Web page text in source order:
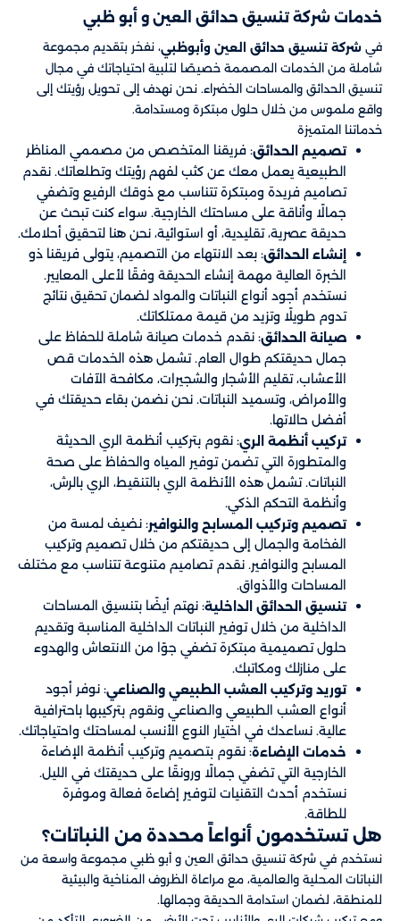
خدمات شركة تنسيق حدائق العين و أبو ظبي​​
في شركة تنسيق حدائق العين وأبوظبي، نفخر بتقديم مجموعة
شاملة من الخدمات المصممة خصيصًا لتلبية احتياجاتك في مجال
تنسيق الحدائق والمساحات الخضراء. نحن نهدف إلى تحويل رؤيتك إلى
واقع ملموس من خلال حلول مبتكرة ومستدامة.
خدماتنا المتميزة
تصميم الحدائق: فريقنا المتخصص من مصممي المناظر
الطبيعية يعمل معك عن كثب لفهم رؤيتك وتطلعاتك. نقدم
تصاميم فريدة ومبتكرة تتناسب مع ذوقك الرفيع وتضفي
جمالًا وأناقة على مساحتك الخارجية. سواء كنت تبحث عن
حديقة عصرية، تقليدية، أو استوائية، نحن هنا لتحقيق أحلامك.
إنشاء الحدائق: بعد الانتهاء من التصميم، يتولى فريقنا ذو
الخبرة العالية مهمة إنشاء الحديقة وفقًا لأعلى المعايير.
نستخدم أجود أنواع النباتات والمواد لضمان تحقيق نتائج
تدوم طويلًا وتزيد من قيمة ممتلكاتك.
صيانة الحدائق: نقدم خدمات صيانة شاملة للحفاظ على
جمال حديقتكم طوال العام. تشمل هذه الخدمات قص
الأعشاب، تقليم الأشجار والشجيرات، مكافحة الآفات
والأمراض، وتسميد النباتات. نحن نضمن بقاء حديقتك في
أفضل حالاتها.
تركيب أنظمة الري: نقوم بتركيب أنظمة الري الحديثة
والمتطورة التي تضمن توفير المياه والحفاظ على صحة
النباتات. تشمل هذه الأنظمة الري بالتنقيط، الري بالرش،
وأنظمة التحكم الذكي.
تصميم وتركيب المسابح والنوافير: نضيف لمسة من
الفخامة والجمال إلى حديقتكم من خلال تصميم وتركيب
المسابح والنوافير. نقدم تصاميم متنوعة تتناسب مع مختلف
المساحات والأذواق.
تنسيق الحدائق الداخلية: نهتم أيضًا بتنسيق المساحات
الداخلية من خلال توفير النباتات الداخلية المناسبة وتقديم
حلول تصميمية مبتكرة تضفي جوًا من الانتعاش والهدوء
على منازلك ومكاتبك.
توريد وتركيب العشب الطبيعي والصناعي: نوفر أجود
أنواع العشب الطبيعي والصناعي ونقوم بتركيبها باحترافية
عالية. نساعدك في اختيار النوع الأنسب لمساحتك واحتياجاتك.
خدمات الإضاءة: نقوم بتصميم وتركيب أنظمة الإضاءة
الخارجية التي تضفي جمالًا ورونقًا على حديقتك في الليل.
نستخدم أحدث التقنيات لتوفير إضاءة فعالة وموفرة
للطاقة.
هل تستخدمون أنواعاً محددة من النباتات؟
نستخدم في شركة تنسيق حدائق العين و أبو ظبي​​ مجموعة واسعة من
النباتات المحلية والعالمية، مع مراعاة الظروف المناخية والبيئية
للمنطقة، لضمان استدامة الحديقة وجمالها.